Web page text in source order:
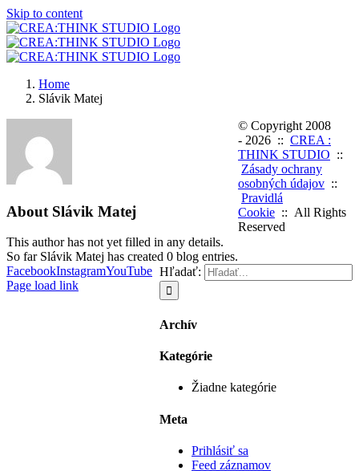
Skip to content
Home
Slávik Matej
About Slávik Matej
This author has not yet filled in any details.
So far Slávik Matej has created 0 blog entries.
Hľadať:
Archív
Kategórie
Žiadne kategórie
Meta
Prihlásiť sa
Feed záznamov
© Copyright 2008
- 2026 :: CREA :
THINK STUDIO ::
Zásady ochrany
osobných údajov ::
Pravidlá
Cookie :: All Rights
Reserved
FacebookInstagramYouTube
Page load link